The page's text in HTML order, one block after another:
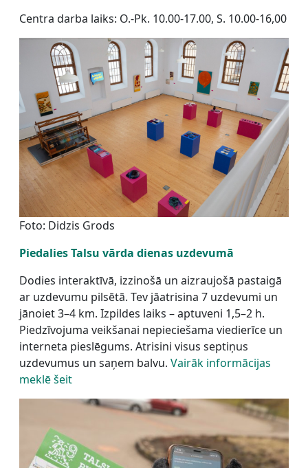
Centra darba laiks: O.-Pk. 10.00-17.00, S. 10.00-16,00
Foto: Didzis Grods
Piedalies Talsu vārda dienas uzdevumā
Dodies interaktīvā, izzinošā un aizraujošā pastaigā
ar uzdevumu pilsētā. Tev jāatrisina 7 uzdevumi un
jānoiet 3–4 km. Izpildes laiks – aptuveni 1,5–2 h.
Piedzīvojuma veikšanai nepieciešama viedierīce un
interneta pieslēgums. Atrisini visus septiņus
uzdevumus un saņem balvu. Vairāk informācijas
meklē šeit